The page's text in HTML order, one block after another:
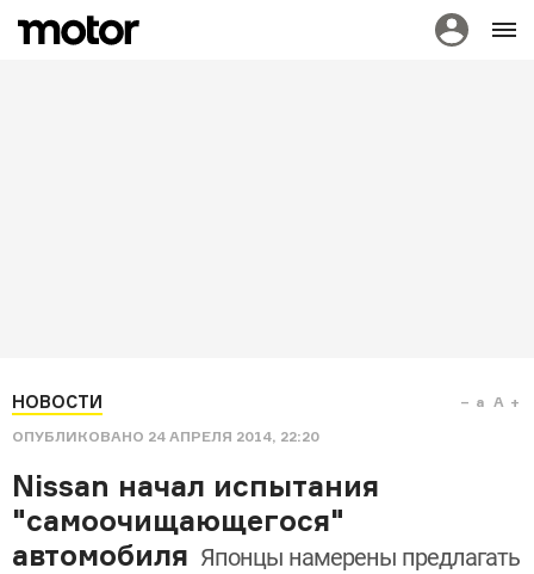
НОВОСТИ
ОПУБЛИКОВАНО 24 АПРЕЛЯ 2014, 22:20
a A
Nissan начал испытания
"cамоочищающегося"
автомобиля Японцы намерены предлагать